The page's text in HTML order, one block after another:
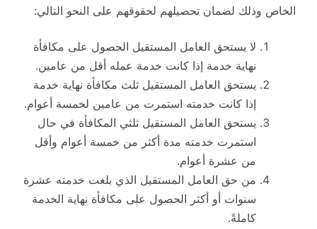
الخاص وذلك لضمان تحصيلهم لحقوقهم على النحو التالي:
لا يستحق العامل المستقيل الحصول على مكافأة
نهاية خدمة إذا كانت خدمة عمله أقل من عامين.
يستحق العامل المستقيل ثلث مكافأة نهاية خدمة
إذا كانت خدمته استمرت من عامين لخمسة أعوام.
يستحق العامل المستقيل ثلثي المكافأة في حال
استمرت خدمته مدة أكثر من خمسة أعوام وأقل
من عشرة أعوام.
من حق العامل المستقيل الذي بلغت خدمته عشرة
سنوات أو أكثر الحصول على مكافأة نهاية الخدمة
كاملةً.